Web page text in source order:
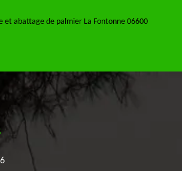
et abattage de palmier La Fontonne 06600